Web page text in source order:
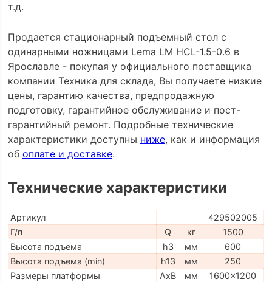
т.д.
Продается стационарный подъемный стол с
одинарными ножницами Lema LM HCL-1.5-0.6 в
Ярославле - покупая у официального поставщика
компании Техника для склада, Вы получаете низкие
цены, гарантию качества, предпродажную
подготовку, гарантийное обслуживание и пост-
гарантийный ремонт. Подробные технические
характеристики доступны ниже, как и информация
об оплате и доставке.
Технические характеристики
Артикул
429502005
Г/п
Q кг
1500
Высота подъема
h3 мм
600
Высота подъема (min)
h13 мм
250
Размеры платформы
AxB мм
1600x1200